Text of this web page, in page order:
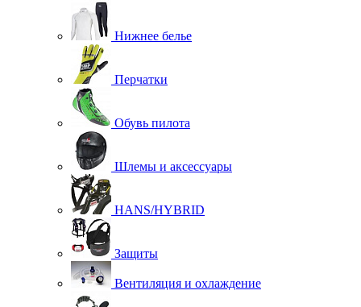
Нижнее белье
Перчатки
Обувь пилота
Шлемы и аксессуары
HANS/HYBRID
Защиты
Вентиляция и охлаждение